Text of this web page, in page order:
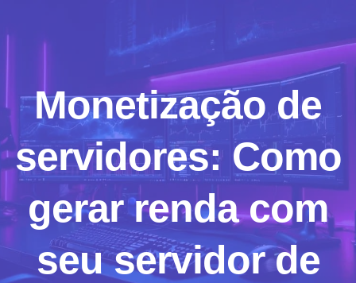
Monetização de
servidores: Como
gerar renda com
seu servidor de